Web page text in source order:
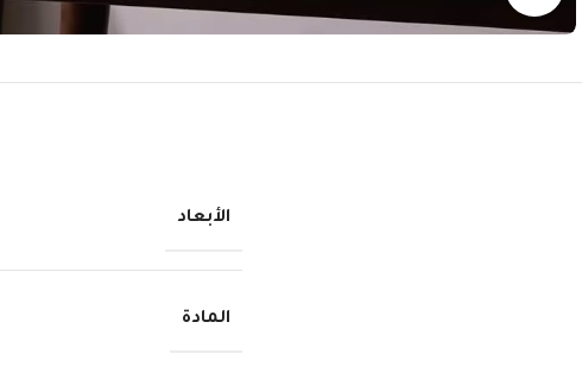
الأبعاد
المادة